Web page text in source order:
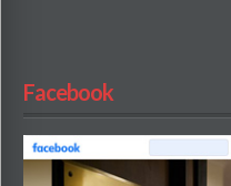
Facebook